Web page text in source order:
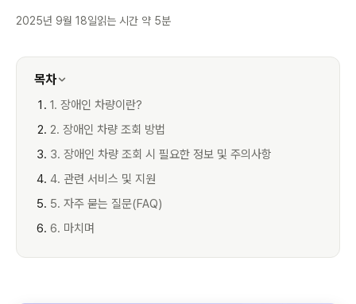
2025년 9월 18일읽는 시간 약 5분
목차
1. 장애인 차량이란?
2. 장애인 차량 조회 방법
3. 장애인 차량 조회 시 필요한 정보 및 주의사항
4. 관련 서비스 및 지원
5. 자주 묻는 질문(FAQ)
6. 마치며